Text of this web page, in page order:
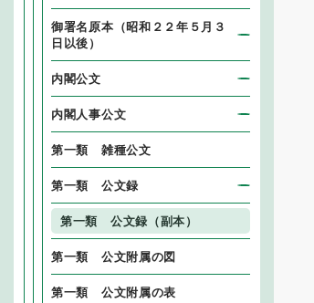
御署名原本（昭和２２年５月３
日以後）
内閣公文
内閣人事公文
第一類 雑種公文
第一類 公文録
第一類 公文録（副本）
第一類 公文附属の図
第一類 公文附属の表